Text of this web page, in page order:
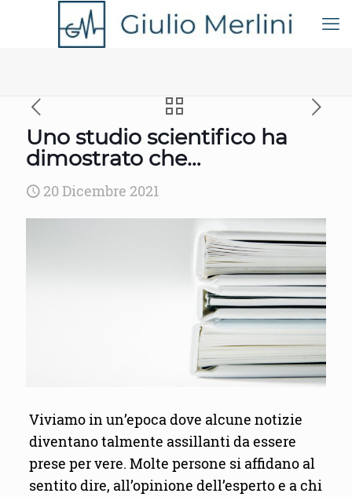
Uno studio scientifico ha
dimostrato che…
20 Dicembre 2021
Viviamo in un’epoca dove alcune notizie
diventano talmente assillanti da essere
prese per vere. Molte persone si affidano al
sentito dire, all’opinione dell’esperto e a chi